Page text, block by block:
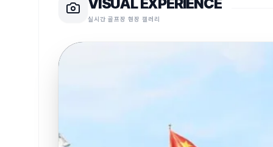
실시간 골프장 현장 갤러리